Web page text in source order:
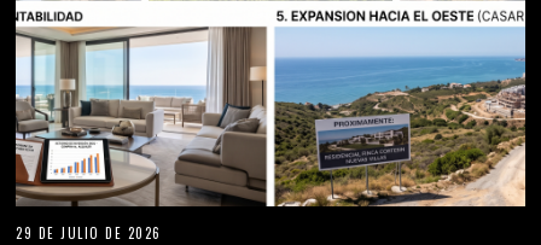
29 DE JULIO DE 2026